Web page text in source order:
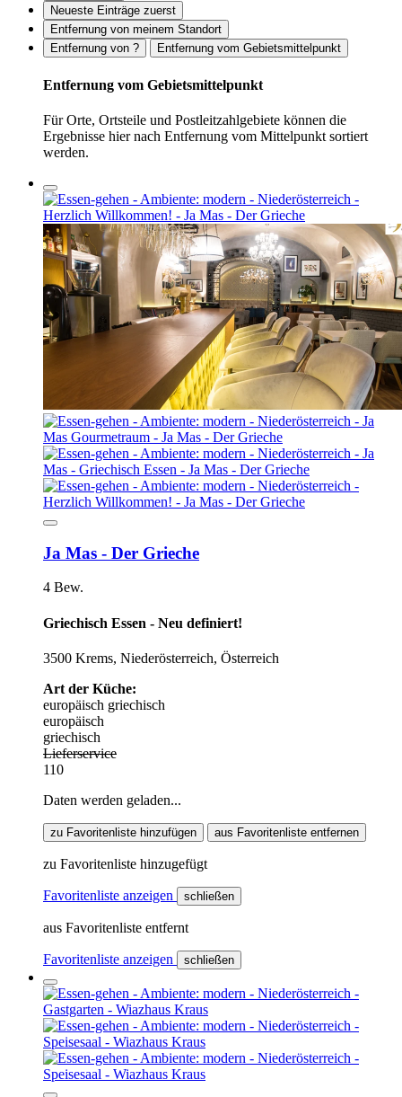
Neueste Einträge zuerst
Entfernung von meinem Standort
Entfernung von ?
Entfernung vom Gebietsmittelpunkt
Entfernung vom Gebietsmittelpunkt
Für Orte, Ortsteile und Postleitzahlgebiete können die
Ergebnisse hier nach Entfernung vom Mittelpunkt sortiert
werden.
Ja Mas - Der Grieche
4 Bew.
Griechisch Essen - Neu definiert!
3500 Krems, Niederösterreich, Österreich
Art der Küche:
europäisch griechisch
europäisch
griechisch
Lieferservice
110
Daten werden geladen...
zu Favoritenliste hinzufügen aus Favoritenliste entfernen
zu Favoritenliste hinzugefügt
Favoritenliste anzeigen schließen
aus Favoritenliste entfernt
Favoritenliste anzeigen schließen